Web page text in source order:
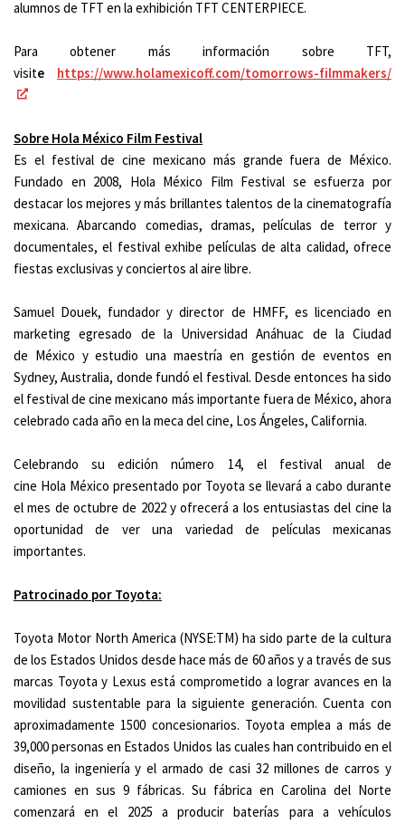
alumnos de TFT en la exhibición TFT CENTERPIECE.
Para obtener más información sobre TFT,
visite https://www.holamexicoff.com/tomorrows-filmmakers/
Sobre Hola México Film Festival
Es el festival de cine mexicano más grande fuera de México.
Fundado en 2008, Hola México Film Festival se esfuerza por
destacar los mejores y más brillantes talentos de la cinematografía
mexicana. Abarcando comedias, dramas, películas de terror y
documentales, el festival exhibe películas de alta calidad, ofrece
fiestas exclusivas y conciertos al aire libre.
Samuel Douek, fundador y director de HMFF, es licenciado en
marketing egresado de la Universidad Anáhuac de la Ciudad
de México y estudio una maestría en gestión de eventos en
Sydney, Australia, donde fundó el festival. Desde entonces ha sido
el festival de cine mexicano más importante fuera de México, ahora
celebrado cada año en la meca del cine, Los Ángeles, California.
Celebrando su edición número 14, el festival anual de
cine Hola México presentado por Toyota se llevará a cabo durante
el mes de octubre de 2022 y ofrecerá a los entusiastas del cine la
oportunidad de ver una variedad de películas mexicanas
importantes.
Patrocinado por Toyota:
Toyota Motor North America (NYSE:TM) ha sido parte de la cultura
de los Estados Unidos desde hace más de 60 años y a través de sus
marcas Toyota y Lexus está comprometido a lograr avances en la
movilidad sustentable para la siguiente generación. Cuenta con
aproximadamente 1500 concesionarios. Toyota emplea a más de
39,000 personas en Estados Unidos las cuales han contribuido en el
diseño, la ingeniería y el armado de casi 32 millones de carros y
camiones en sus 9 fábricas. Su fábrica en Carolina del Norte
comenzará en el 2025 a producir baterías para a vehículos